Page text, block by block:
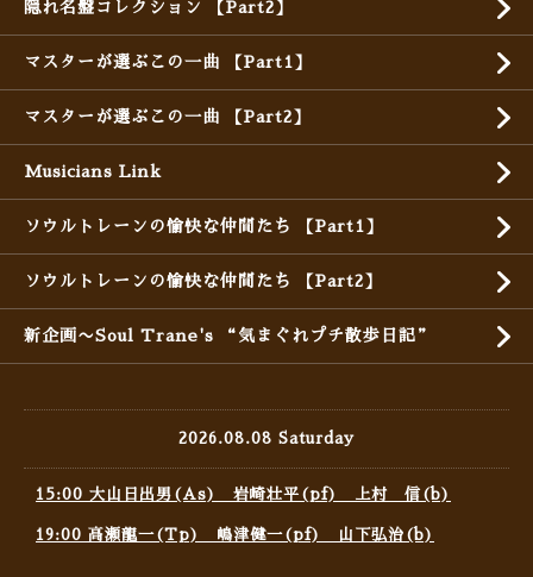
隠れ名盤コレクション 【Part2】
マスターが選ぶこの一曲 【Part1】
マスターが選ぶこの一曲 【Part2】
Musicians Link
ソウルトレーンの愉快な仲間たち 【Part1】
ソウルトレーンの愉快な仲間たち 【Part2】
新企画〜Soul Trane's “気まぐれプチ散歩日記”
2026.08.08 Saturday
15:00 大山日出男(As) 岩崎壮平(pf) 上村 信(b)
19:00 高瀬龍一(Tp) 嶋津健一(pf) 山下弘治(b)